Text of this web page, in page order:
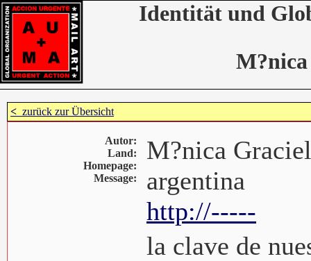
Identität und
< zurück zur Übersicht
Autor:
Land:
Homepage:
Message:
M?nica
argentina
http://-----
la clave de